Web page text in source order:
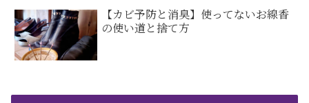
【カビ予防と消臭】使ってないお線香
の使い道と捨て方